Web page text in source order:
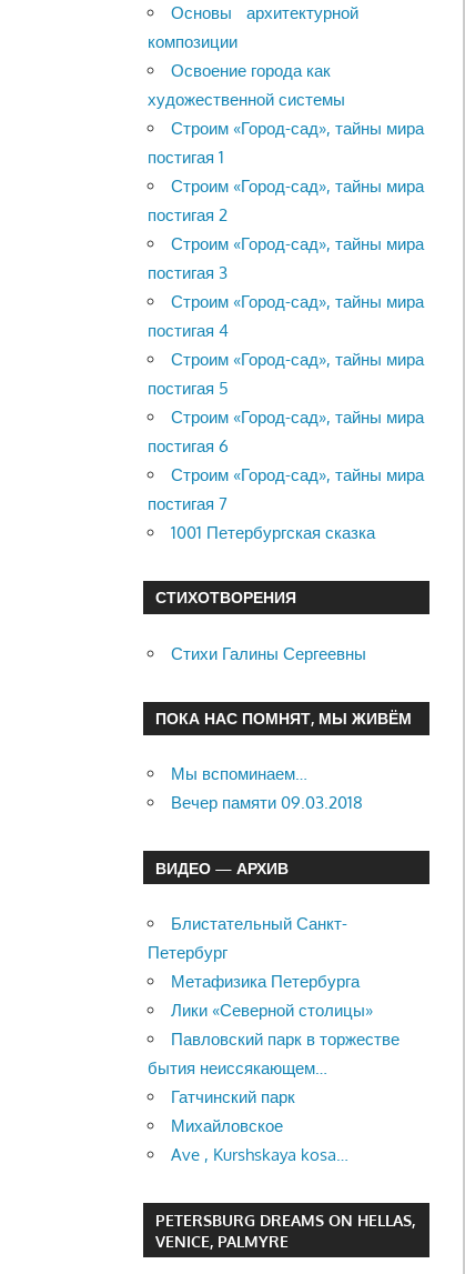
Основы архитектурной
композиции
Освоение города как
художественной системы
Строим «Город-сад», тайны мира
постигая 1
Строим «Город-сад», тайны мира
постигая 2
Строим «Город-сад», тайны мира
постигая 3
Строим «Город-сад», тайны мира
постигая 4
Строим «Город-сад», тайны мира
постигая 5
Строим «Город-сад», тайны мира
постигая 6
Строим «Город-сад», тайны мира
постигая 7
1001 Петербургская сказка
СТИХОТВОРЕНИЯ
Стихи Галины Сергеевны
ПОКА НАС ПОМНЯТ, МЫ ЖИВЁМ
Мы вспоминаем…
Вечер памяти 09.03.2018
ВИДЕО — АРХИВ
Блистательный Санкт-
Петербург
Метафизика Петербурга
Лики «Северной столицы»
Павловский парк в торжестве
бытия неиссякающем…
Гатчинский парк
Михайловское
Ave , Kurshskaya kosa…
PETERSBURG DREAMS ON HELLAS,
VENICE, PALMYRE